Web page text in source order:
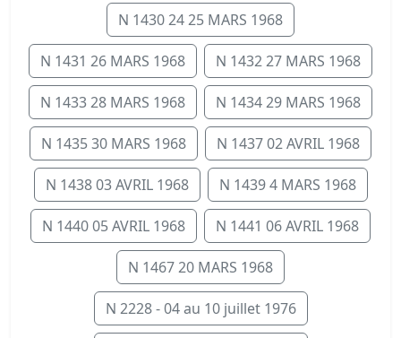
N 1430 24 25 MARS 1968
N 1431 26 MARS 1968 N 1432 27 MARS 1968
N 1433 28 MARS 1968 N 1434 29 MARS 1968
N 1435 30 MARS 1968 N 1437 02 AVRIL 1968
N 1438 03 AVRIL 1968 N 1439 4 MARS 1968
N 1440 05 AVRIL 1968 N 1441 06 AVRIL 1968
N 1467 20 MARS 1968
N 2228 - 04 au 10 juillet 1976